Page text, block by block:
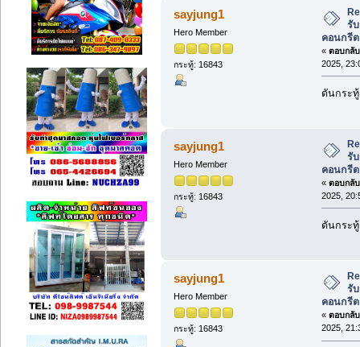
sayjung1
Hero Member
กระทู้: 16843
รับ
คอนกรีต
« ตอบกลั
2025,
ดันกระ
sayjung1
Hero Member
กระทู้: 16843
รับ
คอนกรีต
« ตอบกลั
2025,
ดันกระ
sayjung1
Hero Member
กระทู้: 16843
รับ
คอนกรีต
« ตอบกลั
2025,